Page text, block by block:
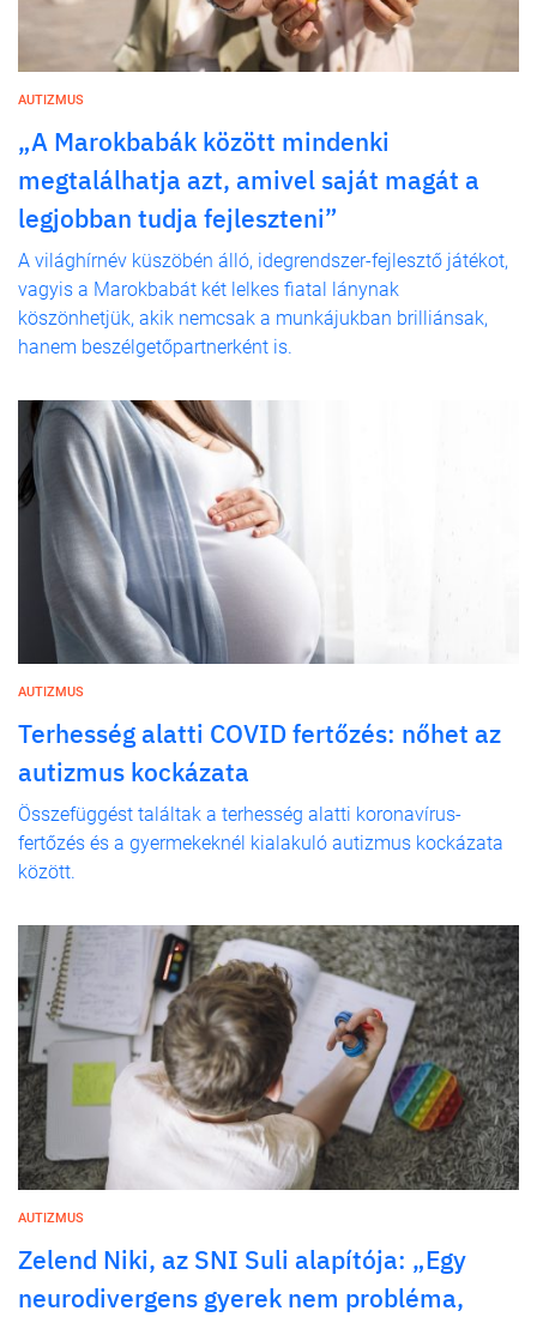
AUTIZMUS
„A Marokbabák között mindenki
megtalálhatja azt, amivel saját magát a
legjobban tudja fejleszteni”
A világhírnév küszöbén álló, idegrendszer-fejlesztő játékot,
vagyis a Marokbabát két lelkes fiatal lánynak
köszönhetjük, akik nemcsak a munkájukban brilliánsak,
hanem beszélgetőpartnerként is.
AUTIZMUS
Terhesség alatti COVID fertőzés: nőhet az
autizmus kockázata
Összefüggést találtak a terhesség alatti koronavírus-
fertőzés és a gyermekeknél kialakuló autizmus kockázata
között.
AUTIZMUS
Zelend Niki, az SNI Suli alapítója: „Egy
neurodivergens gyerek nem probléma,